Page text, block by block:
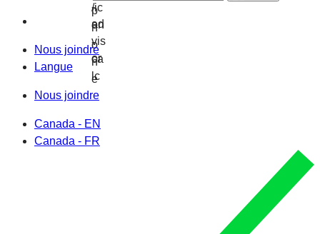
Nous joindre
Langue
Nous joindre
Canada - EN
Canada - FR